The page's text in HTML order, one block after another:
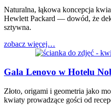
Naturalna, łąkowa koncepcja
Hewlett Packard — dowód, że
sztywna.
zobacz więcej…
Gala Lenovo w Hotelu
Złoto, origami i geometria jako
kwiaty prowadzące gości od